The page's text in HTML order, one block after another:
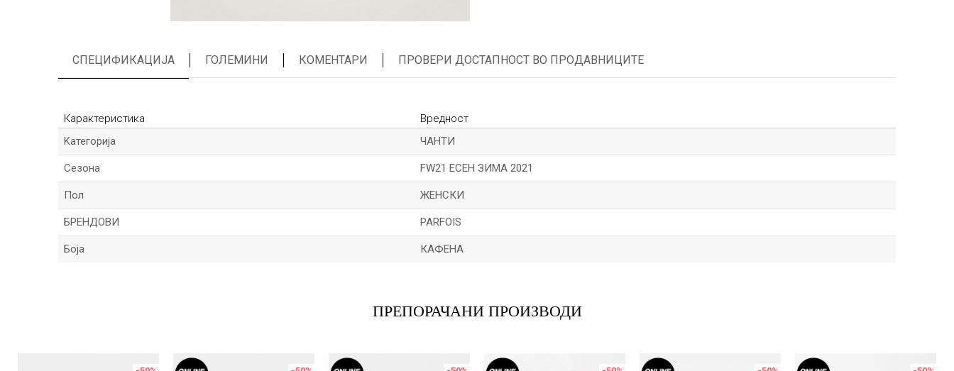
СПЕЦИФИКАЦИЈА ГОЛЕМИНИ КОМЕНТАРИ ПРОВЕРИ ДОСТАПНОСТ ВО ПРОДАВНИЦИТЕ
Карактеристика
Вредност
Kатегорија
ЧАНТИ
Сезона FW21 ЕСЕН ЗИМА 2021
Пол ЖЕНСКИ
БРЕНДОВИ PARFOIS
Боја КАФЕНА
ПРЕПОРАЧАНИ ПРОИЗВОДИ